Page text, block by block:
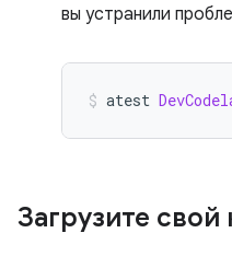
вы устранили
atest
Загрузите